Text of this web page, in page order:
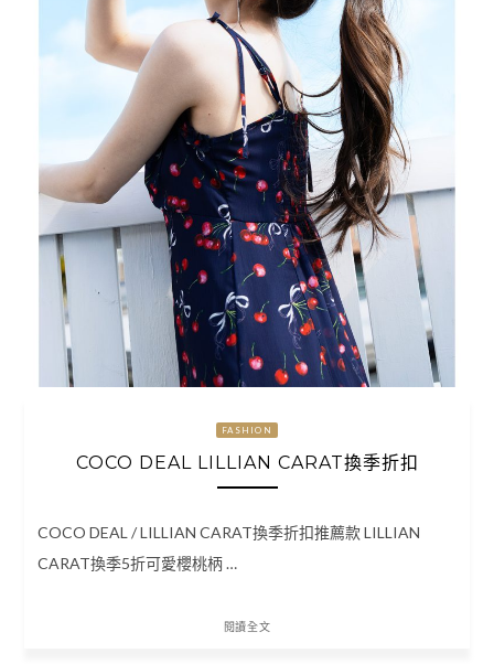
FASHION
COCO DEAL LILLIAN CARAT換季折扣
COCO DEAL / LILLIAN CARAT換季折扣推薦款 LILLIAN
CARAT換季5折可愛櫻桃柄 …
閱讀全文